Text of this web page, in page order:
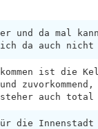
und da mal kann
ich da auch nicht
ist die
auch total
die